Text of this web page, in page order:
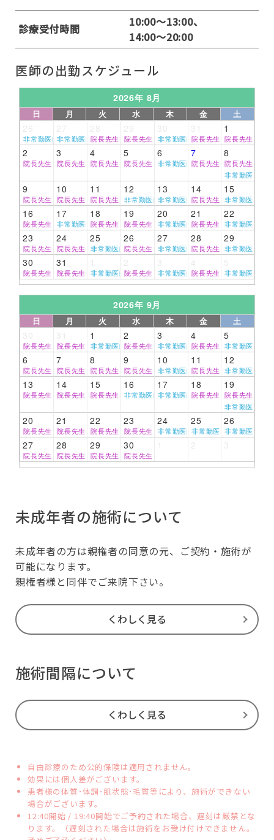
診療受付時間
10:00～13:00、
14:00～20:00
医師の出勤スケジュール
2026年 8月
日 月 火 水 木 金 土
1
非常勤医師非常勤医師院長先生 院長先生 非常勤医師院長先生 院長先生
2 3 4 5 6 7 8
院長先生 院長先生 院長先生 院長先生 非常勤医師院長先生 院長先生
非常勤医師
9 10 11 12 13 14 15
院長先生 院長先生 院長先生 非常勤医師非常勤医師院長先生 非常勤医師
16 17 18 19 20 21 22
院長先生 非常勤医師院長先生 院長先生 非常勤医師院長先生 非常勤医師
23 24 25 26 27 28 29
院長先生 院長先生 非常勤医師院長先生 非常勤医師院長先生 非常勤医師
30 31
院長先生 院長先生 非常勤医師院長先生 非常勤医師院長先生 非常勤医師
2026年 9月
日 月 火 水 木 金 土
1 2 3 4 5
院長先生 院長先生 非常勤医師院長先生 非常勤医師院長先生 非常勤医師
6 7 8 9 10 11 12
院長先生 院長先生 院長先生 院長先生 非常勤医師院長先生 非常勤医師
13 14 15 16 17 18 19
院長先生 院長先生 院長先生 非常勤医師非常勤医師院長先生 院長先生
非常勤医師
20 21 22 23 24 25 26
院長先生 院長先生 院長先生 院長先生 非常勤医師非常勤医師非常勤医師
27 28 29 30
院長先生 院長先生 院長先生 院長先生
未成年者の施術について
未成年者の方は親権者の同意の元、ご契約・施術が
可能になります。
親権者様と同伴でご来院下さい。
くわしく見る
施術間隔について
くわしく見る
自由診療のため公的保険は適用されません。
効果には個人差がございます。
患者様の体質･体調･肌状態･毛質等により、施術ができない
場合がございます。
12:40開始 / 19:40開始でご予約された場合、遅刻は厳禁とな
ります。（遅刻された場合は施術をお受け付けできません。